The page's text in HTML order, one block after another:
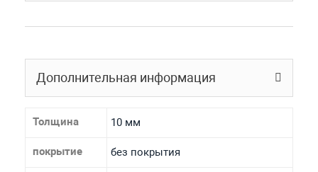
Дополнительная информация
Толщина 10 мм
покрытие без покрытия